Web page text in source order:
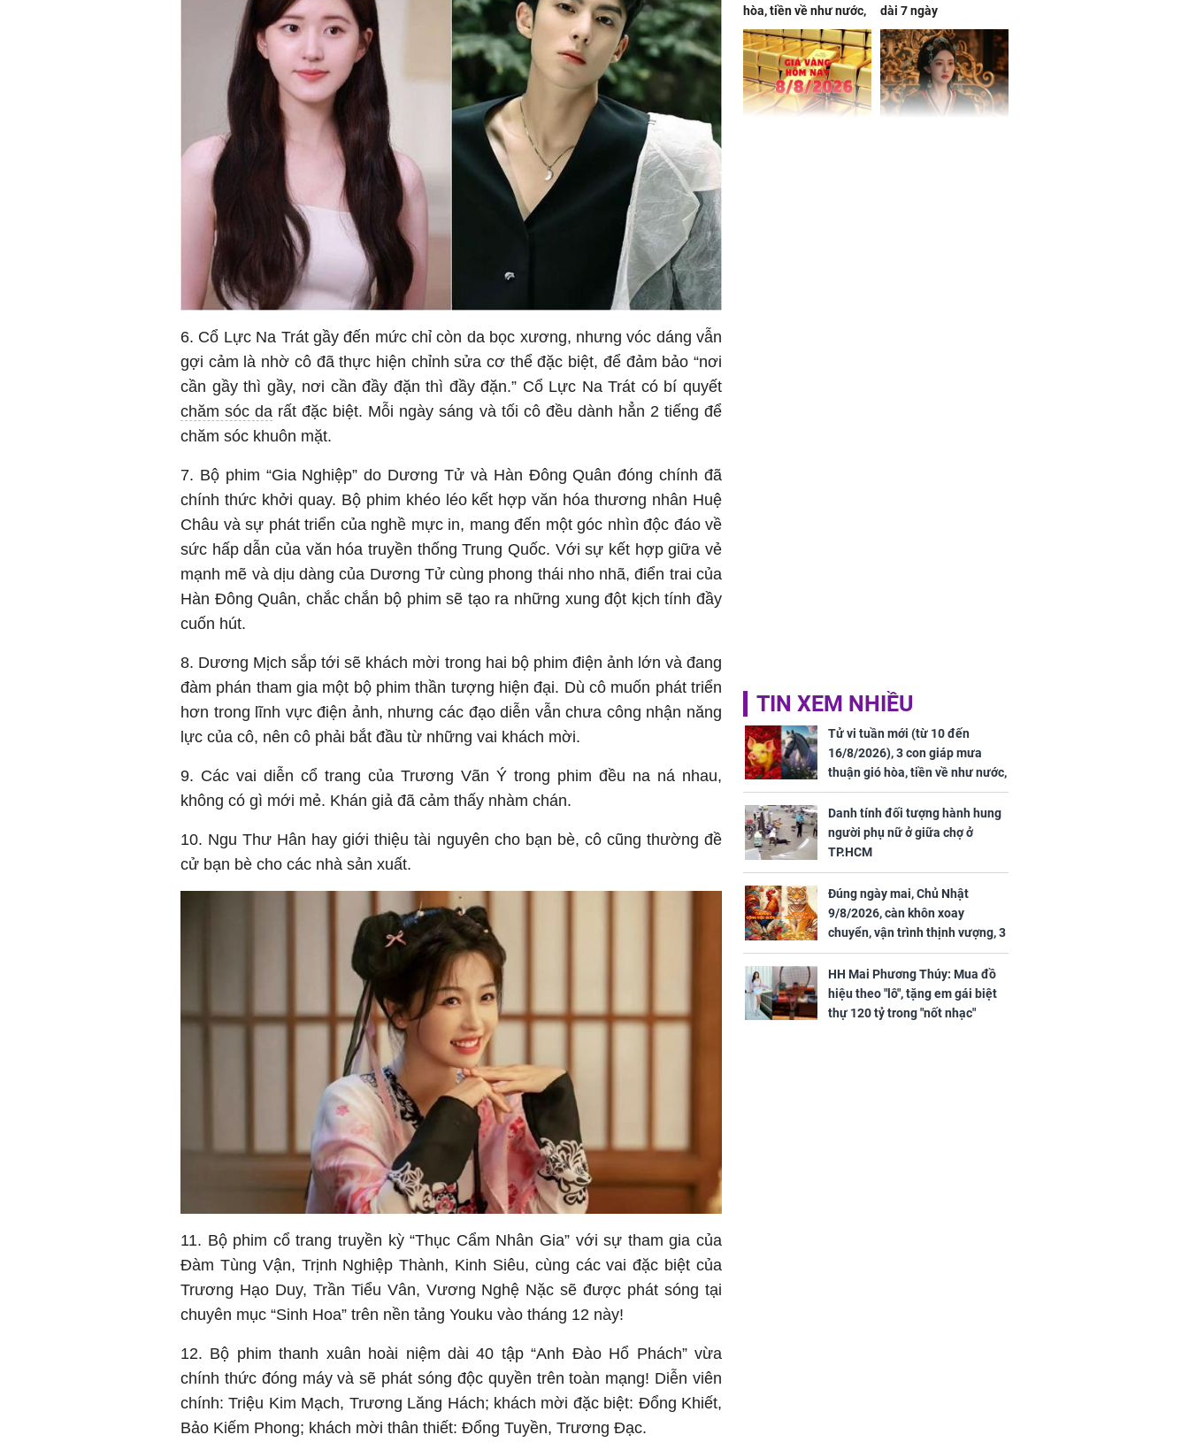
6. Cổ Lực Na Trát gầy đến mức chỉ còn da bọc xương, nhưng vóc dáng vẫn
gợi cảm là nhờ cô đã thực hiện chỉnh sửa cơ thể đặc biệt, để đảm bảo “nơi
cần gầy thì gầy, nơi cần đầy đặn thì đầy đặn.” Cổ Lực Na Trát có bí quyết
chăm sóc da rất đặc biệt. Mỗi ngày sáng và tối cô đều dành hẳn 2 tiếng để
chăm sóc khuôn mặt.
7. Bộ phim “Gia Nghiệp” do Dương Tử và Hàn Đông Quân đóng chính đã
chính thức khởi quay. Bộ phim khéo léo kết hợp văn hóa thương nhân Huệ
Châu và sự phát triển của nghề mực in, mang đến một góc nhìn độc đáo về
sức hấp dẫn của văn hóa truyền thống Trung Quốc. Với sự kết hợp giữa vẻ
mạnh mẽ và dịu dàng của Dương Tử cùng phong thái nho nhã, điển trai của
Hàn Đông Quân, chắc chắn bộ phim sẽ tạo ra những xung đột kịch tính đầy
cuốn hút.
8. Dương Mịch sắp tới sẽ khách mời trong hai bộ phim điện ảnh lớn và đang
đàm phán tham gia một bộ phim thần tượng hiện đại. Dù cô muốn phát triển
hơn trong lĩnh vực điện ảnh, nhưng các đạo diễn vẫn chưa công nhận năng
lực của cô, nên cô phải bắt đầu từ những vai khách mời.
9. Các vai diễn cổ trang của Trương Vãn Ý trong phim đều na ná nhau,
không có gì mới mẻ. Khán giả đã cảm thấy nhàm chán.
10. Ngu Thư Hân hay giới thiệu tài nguyên cho bạn bè, cô cũng thường đề
cử bạn bè cho các nhà sản xuất.
11. Bộ phim cổ trang truyền kỳ “Thục Cẩm Nhân Gia” với sự tham gia của
Đàm Tùng Vận, Trịnh Nghiệp Thành, Kinh Siêu, cùng các vai đặc biệt của
Trương Hạo Duy, Trần Tiểu Vân, Vương Nghệ Nặc sẽ được phát sóng tại
chuyên mục “Sinh Hoa” trên nền tảng Youku vào tháng 12 này!
12. Bộ phim thanh xuân hoài niệm dài 40 tập “Anh Đào Hổ Phách” vừa
chính thức đóng máy và sẽ phát sóng độc quyền trên toàn mạng! Diễn viên
chính: Triệu Kim Mạch, Trương Lăng Hách; khách mời đặc biệt: Đổng Khiết,
Bảo Kiếm Phong; khách mời thân thiết: Đổng Tuyền, Trương Đạc.
hòa, tiền về như nước,
bạc vàng dư dả, Phú
Quý Vinh Hoa, vận
trình khai sáng
dài 7 ngày
TIN XEM NHIỀU
Tử vi tuần mới (từ 10 đến
16/8/2026), 3 con giáp mưa
thuận gió hòa, tiền về như nước,
bạc vàng dư dả, Phú Quý Vinh
Hoa, vận trình khai sáng
Danh tính đối tượng hành hung
người phụ nữ ở giữa chợ ở
TP.HCM
Đúng ngày mai, Chủ Nhật
9/8/2026, càn khôn xoay
chuyển, vận trình thịnh vượng, 3
con giáp nhận phúc khí nhà trời,
tình tiền đỏ như son, vận may
hanh thông
HH Mai Phương Thúy: Mua đồ
hiệu theo "lô", tặng em gái biệt
thự 120 tỷ trong "nốt nhạc"